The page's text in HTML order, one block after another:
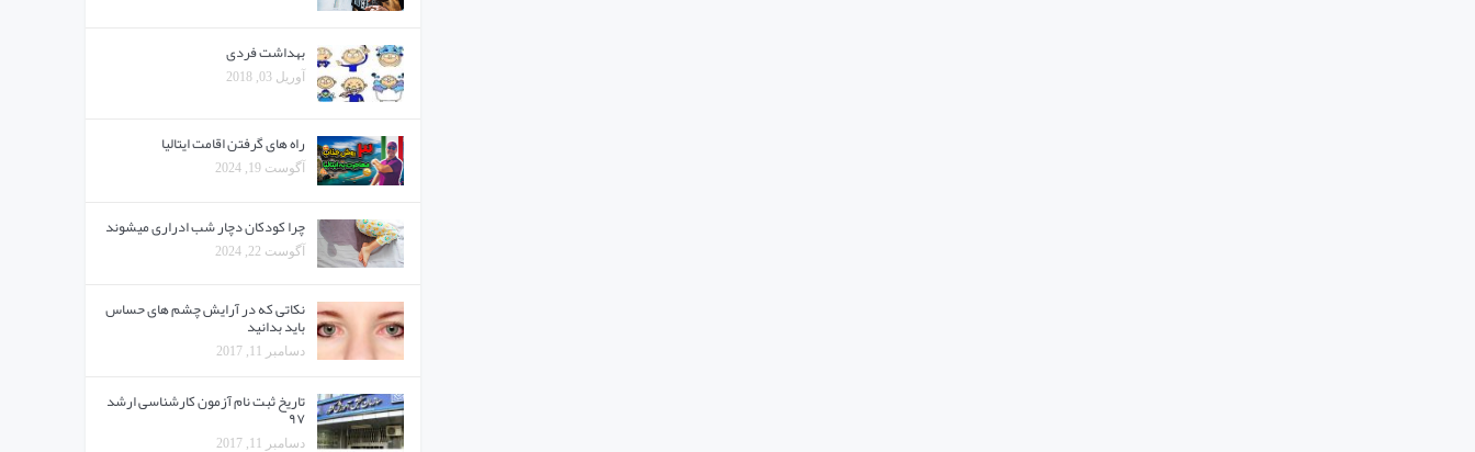
بهداشت فردی
آوریل 03, 2018
راه های گرفتن اقامت ایتالیا
آگوست 19, 2024
چرا کودکان دچار شب ادراری میشوند
آگوست 22, 2024
نکاتی که در آرایش چشم های حساس
باید بدانید
دسامبر 11, 2017
تاریخ ثبت نام آزمون کارشناسی ارشد
۹۷
دسامبر 11, 2017